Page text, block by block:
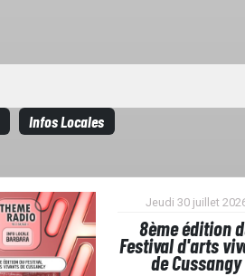
Infos Locales
Jeudi 30 juillet
8ème édition
Festival d'arts
de Cussangy